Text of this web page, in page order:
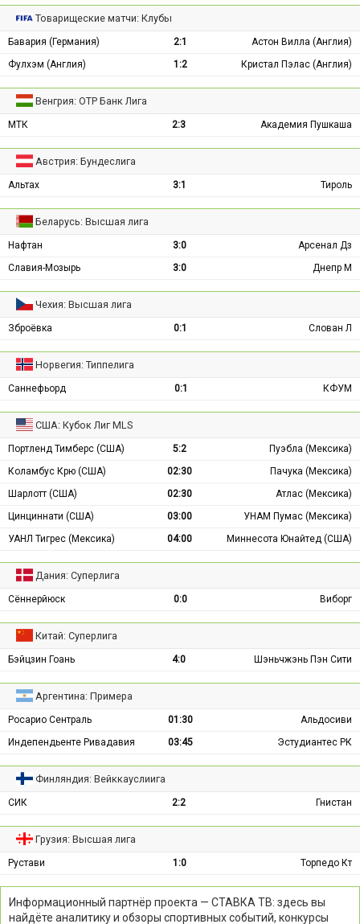
Товарищеские матчи: Клубы
Бавария (Германия) 2:1
Астон Вилла (Англия)
Фулхэм (Англия)
1:2 Кристал Пэлас (Англия)
Венгрия: ОТР Банк Лига
МТК 2:3 Академия Пушкаша
Австрия: Бундеслига
Альтах 3:1 Тироль
Беларусь: Высшая лига
Нафтан 3:0
Арсенал Дз
Славия-Мозырь
3:0 Днепр М
Чехия: Высшая лига
Зброёвка 0:1 Слован Л
Норвегия: Типпелига
Саннефьорд 0:1 КФУМ
США: Кубок Лиг MLS
Портленд Тимберс (США) 5:2
Пуэбла (Мексика)
Коламбус Крю (США)
02:30
Пачука (Мексика)
Шарлотт (США)
02:30
Атлас (Мексика)
Цинциннати (США)
03:00
УНАМ Пумас (Мексика)
УАНЛ Тигрес (Мексика)
04:00 Миннесота Юнайтед (США)
Дания: Суперлига
Сённерйюск 0:0 Виборг
Китай: Суперлига
Бэйцзин Гоань 4:0 Шэньчжэнь Пэн Сити
Аргентина: Примера
Росарио Сентраль 01:30
Альдосиви
Индепендьенте Ривадавия
03:45 Эстудиантес РК
Финляндия: Вейккауслиига
СИК 2:2 Гнистан
Грузия: Высшая лига
Рустави 1:0 Торпедо Кт
Информационный партнёр проекта — СТАВКА ТВ: здесь вы
найдёте аналитику и обзоры спортивных событий, конкурсы